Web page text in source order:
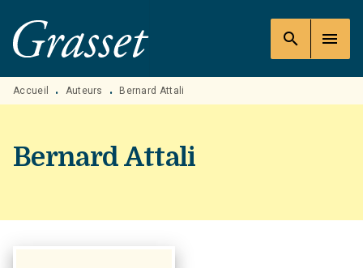
MENU RECHERCHE
PIED DE PAGE
search menu
Accueil • Auteurs • Bernard Attali
Bernard Attali